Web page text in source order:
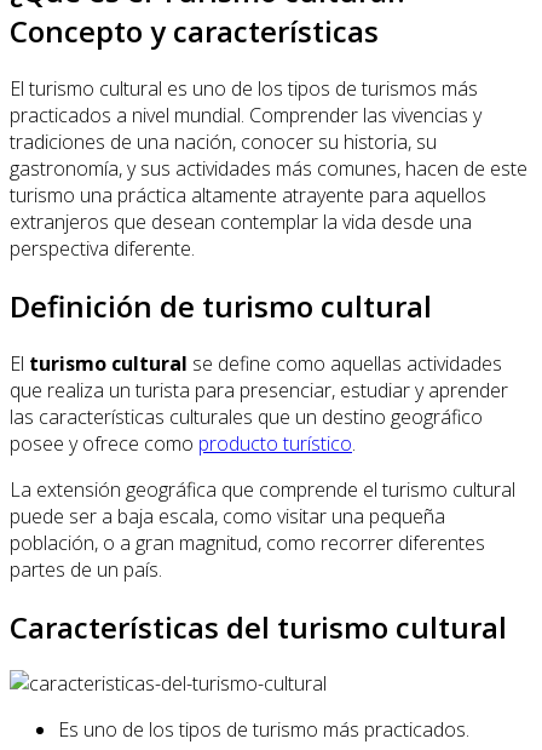
Concepto y características
El turismo cultural es uno de los tipos de turismos más
practicados a nivel mundial. Comprender las vivencias y
tradiciones de una nación, conocer su historia, su
gastronomía, y sus actividades más comunes, hacen de este
turismo una práctica altamente atrayente para aquellos
extranjeros que desean contemplar la vida desde una
perspectiva diferente.
Definición de turismo cultural
El turismo cultural se define como aquellas actividades
que realiza un turista para presenciar, estudiar y aprender
las características culturales que un destino geográfico
posee y ofrece como producto turístico.
La extensión geográfica que comprende el turismo cultural
puede ser a baja escala, como visitar una pequeña
población, o a gran magnitud, como recorrer diferentes
partes de un país.
Características del turismo cultural
Es uno de los tipos de turismo más practicados.